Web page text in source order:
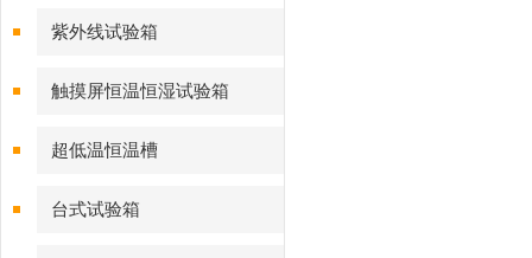
紫外线试验箱
触摸屏恒温恒湿试验箱
超低温恒温槽
台式试验箱